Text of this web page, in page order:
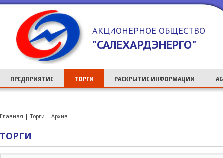
>
АКЦИОНЕРНОЕ ОБЩЕСТВО
"САЛЕХАРДЭНЕРГО"
ПРЕДПРИЯТИЕ ТОРГИ РАСКРЫТИЕ ИНФОРМАЦИИ
Главная | Торги | Архив
ТОРГИ